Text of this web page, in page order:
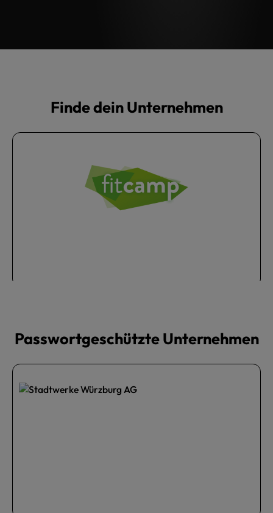
Finde dein Unternehmen
Kategoriegalerie überspringen
Passwortgeschützte Unternehmen
Kategoriegalerie überspringen